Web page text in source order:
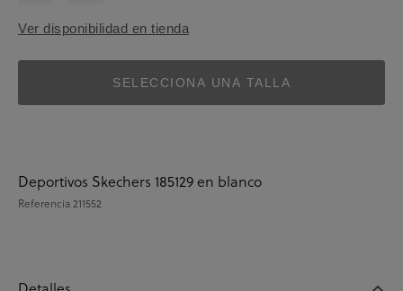
Ver disponibilidad en tienda
SELECCIONA UNA TALLA
Deportivos Skechers 185129 en blanco
Referencia211552